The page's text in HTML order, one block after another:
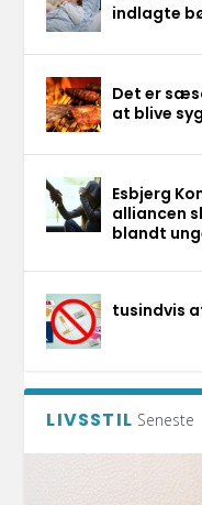
indlagte
Det er
at blive
Esbjerg
alliancen
blandt
tusindvis
LIVSSTIL Seneste